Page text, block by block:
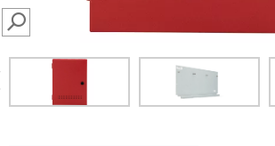
SEARCH